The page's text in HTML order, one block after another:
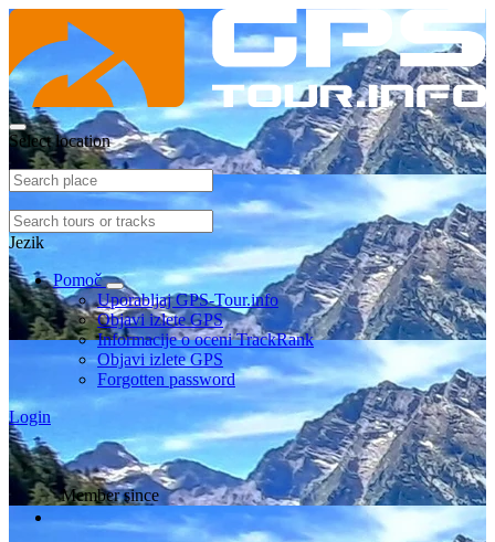
Select location
Jezik
Pomoč
Uporabljaj GPS-Tour.info
Objavi izlete GPS
Informacije o oceni TrackRank
Objavi izlete GPS
Forgotten password
Login
Member since